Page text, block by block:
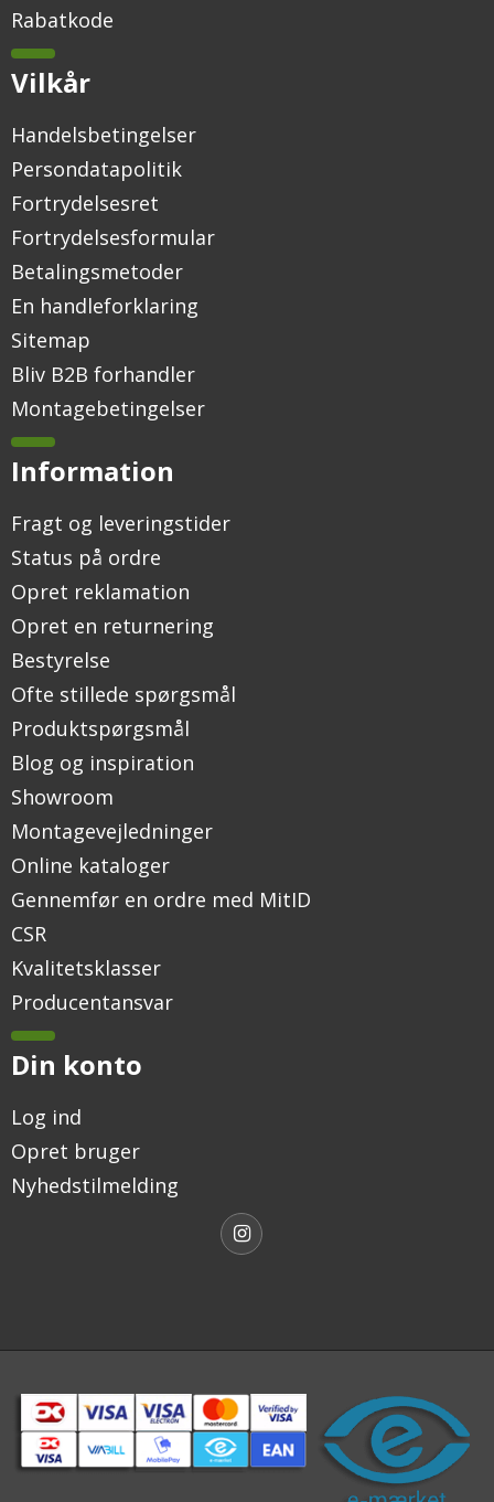
Rabatkode
Vilkår
Handelsbetingelser
Persondatapolitik
Fortrydelsesret
Fortrydelsesformular
Betalingsmetoder
En handleforklaring
Sitemap
Bliv B2B forhandler
Montagebetingelser
Information
Fragt og leveringstider
Status på ordre
Opret reklamation
Opret en returnering
Bestyrelse
Ofte stillede spørgsmål
Produktspørgsmål
Blog og inspiration
Showroom
Montagevejledninger
Online kataloger
Gennemfør en ordre med MitID
CSR
Kvalitetsklasser
Producentansvar
Din konto
Log ind
Opret bruger
Nyhedstilmelding